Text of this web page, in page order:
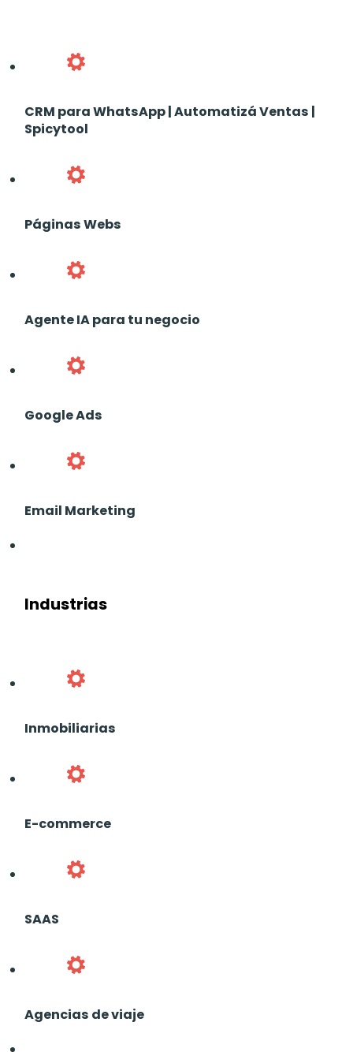
CRM para WhatsApp | Automatizá Ventas |
Spicytool
Páginas Webs
Agente IA para tu negocio
Google Ads
Email Marketing
Industrias
Inmobiliarias
E-commerce
SAAS
Agencias de viaje